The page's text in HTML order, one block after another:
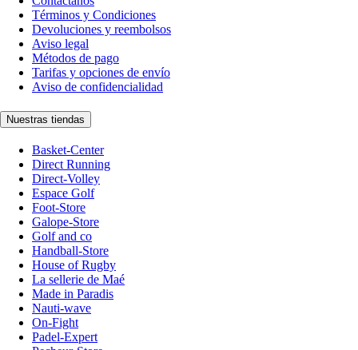
Términos y Condiciones
Devoluciones y reembolsos
Aviso legal
Métodos de pago
Tarifas y opciones de envío
Aviso de confidencialidad
Nuestras tiendas
Basket-Center
Direct Running
Direct-Volley
Espace Golf
Foot-Store
Galope-Store
Golf and co
Handball-Store
House of Rugby
La sellerie de Maé
Made in Paradis
Nauti-wave
On-Fight
Padel-Expert